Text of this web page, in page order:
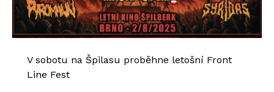
V sobotu na Špilasu proběhne letošní Front
Line Fest